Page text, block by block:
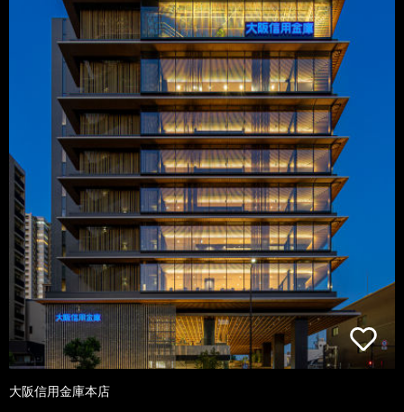
大阪信用金庫本店